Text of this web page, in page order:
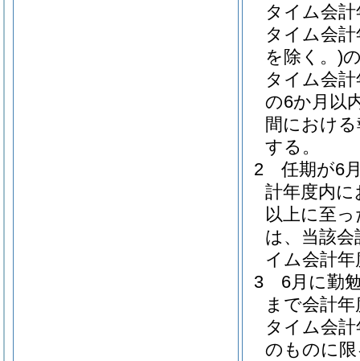
タイム会
タイム会
を除く。)
タイム会
の6か月以
間におけ
する。
2
任期が6
計年度内
以上に至
は、当該
イム会計
3
6月に勤
まで会計
タイム会
のものに